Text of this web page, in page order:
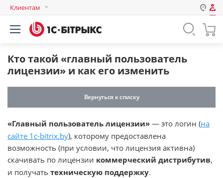
Клиентам
Беларусь
Авторизация
Логин
Запомнить меня на этом
компьютере
Забыли свой пароль?
Кто такой «главный пользователь
лицензии» и как его изменить
Вернуться к списку
«Главный пользователь лицензии» — это логин (на
сайте 1c-bitrix.by), которому предоставлена
возможность (при условии, что лицензия активна)
скачивать по лицензии коммерческий дистрибутив,
и получать техническую поддержку.